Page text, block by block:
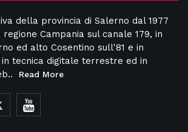
della provincia di Salerno dal 1977
Campania sul canale 179, in
ed alto Cosentino sull'81 e in
in tecnica digitale terrestre ed in
Read More